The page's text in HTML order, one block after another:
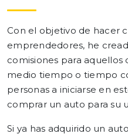
Con el objetivo de hacer
emprendedores, he
comisiones para aquellos
medio tiempo o tiempo
personas a iniciarse en
comprar un auto para su
Si ya has adquirido un